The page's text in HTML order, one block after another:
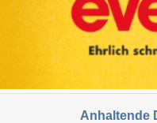
Anhaltende